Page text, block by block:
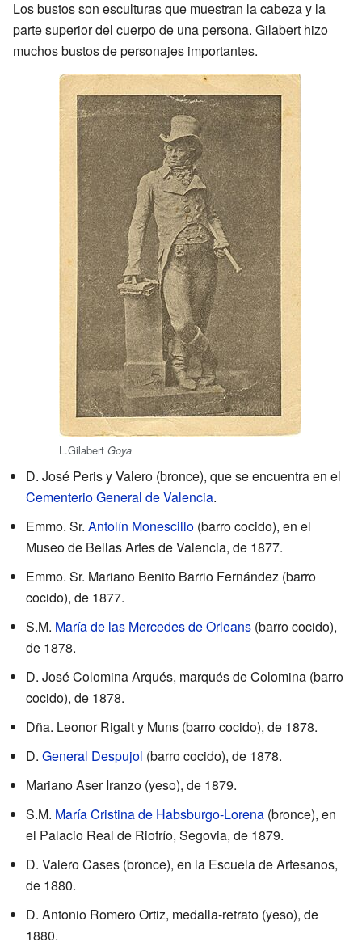
Los bustos son esculturas que muestran la cabeza y la
parte superior del cuerpo de una persona. Gilabert hizo
muchos bustos de personajes importantes.
L.Gilabert Goya
D. José Peris y Valero (bronce), que se encuentra en el
Cementerio General de Valencia.
Emmo. Sr. Antolín Monescillo (barro cocido), en el
Museo de Bellas Artes de Valencia, de 1877.
Emmo. Sr. Mariano Benito Barrio Fernández (barro
cocido), de 1877.
S.M. María de las Mercedes de Orleans (barro cocido),
de 1878.
D. José Colomina Arqués, marqués de Colomina (barro
cocido), de 1878.
Dña. Leonor Rigalt y Muns (barro cocido), de 1878.
D. General Despujol (barro cocido), de 1878.
Mariano Aser Iranzo (yeso), de 1879.
S.M. María Cristina de Habsburgo-Lorena (bronce), en
el Palacio Real de Riofrío, Segovia, de 1879.
D. Valero Cases (bronce), en la Escuela de Artesanos,
de 1880.
D. Antonio Romero Ortiz, medalla-retrato (yeso), de
1880.